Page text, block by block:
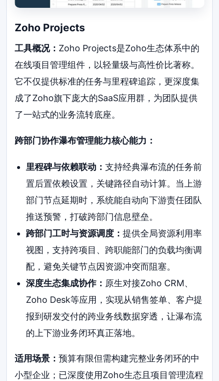
Zoho Projects
工具概况： Zoho Projects是Zoho生态体系中的
在线项目管理组件，以轻量级与高性价比著称。
它不仅提供标准的任务与里程碑追踪，更深度集
成了Zoho旗下庞大的SaaS应用群，为团队提供
了一站式的业务流转底座。
跨部门协作瀑布管理能力核心能力：
里程碑与依赖联动： 支持经典瀑布流的任务前
置后置依赖设置，关键路径自动计算。当上游
部门节点延期时，系统能自动向下游责任团队
推送预警，打破跨部门信息壁垒。
跨部门工时与资源调度： 提供全局资源利用率
视图，支持跨项目、跨职能部门的负载均衡调
配，避免关键节点因资源冲突而阻塞。
深度生态集成协作： 原生对接Zoho CRM、
Zoho Desk等应用，实现从销售签单、客户提
报到研发交付的跨业务线数据穿透，让瀑布流
的上下游业务闭环真正落地。
适用场景：预算有限但需构建完整业务闭环的中
小型企业；已深度使用Zoho生态且项目管理流程